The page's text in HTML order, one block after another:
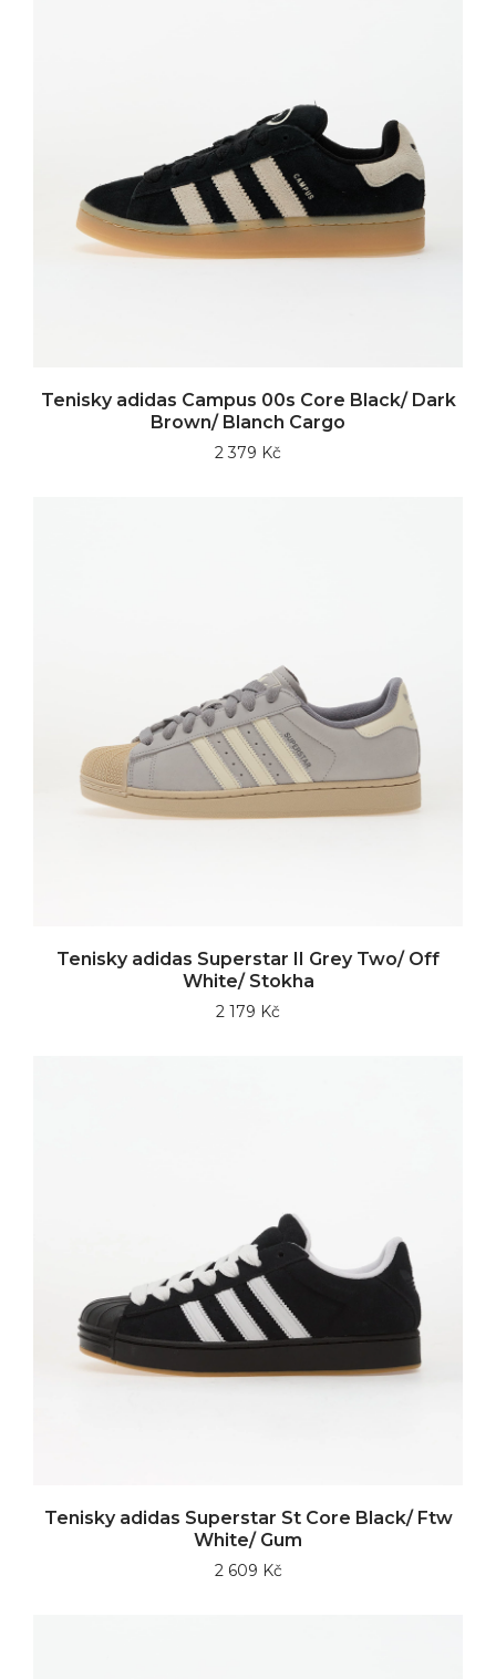
Tenisky adidas Campus 00s Core Black/ Dark
Brown/ Blanch Cargo
2 379 Kč
Tenisky adidas Superstar II Grey Two/ Off
White/ Stokha
2 179 Kč
Tenisky adidas Superstar St Core Black/ Ftw
White/ Gum
2 609 Kč